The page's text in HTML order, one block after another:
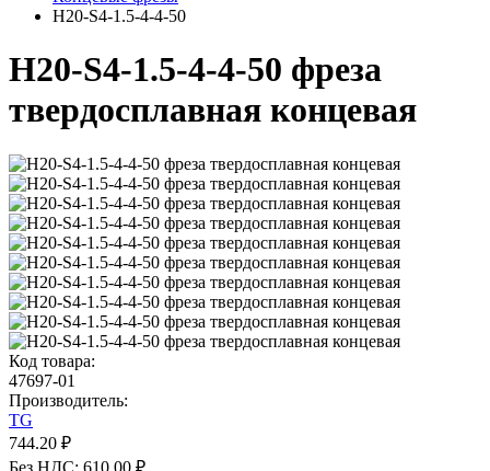
H20-S4-1.5-4-4-50
H20-S4-1.5-4-4-50 фреза
твердосплавная концевая
Код товара:
47697-01
Производитель:
TG
744.20 ₽
Без НДС: 610.00 ₽